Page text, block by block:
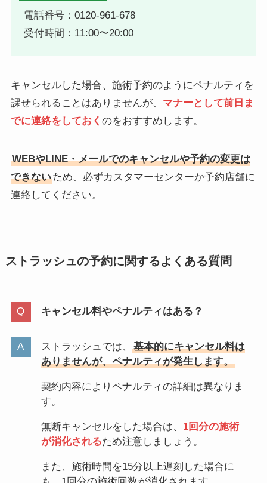
電話番号：0120-961-678
受付時間：11:00〜20:00
キャンセルした場合、施術予約のようにペナルティを
課せられることはありませんが、 マナーとして前日ま
でに連絡をしておく のをおすすめします。
WEBやLINE・メールでのキャンセルや予約の変更は
できないため、必ずカスタマーセンターか予約店舗に
連絡してください。
ストラッシュの予約に関するよくある質問
キャンセル料やペナルティはある？
ストラッシュでは、
基本的にキャンセル料は
ありませんが、ペナルティが発生します。
契約内容によりペナルティの詳細は異なりま
す。
無断キャンセルをした場合は、 1回分の施術
が消化されるため注意しましょう。
また、施術時間を15分以上遅刻した場合に